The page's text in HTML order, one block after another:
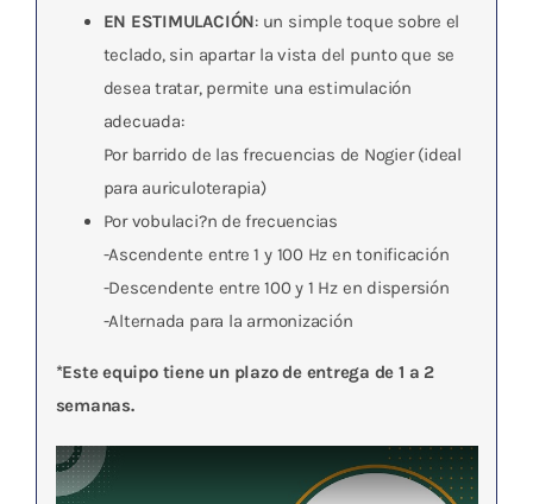
EN ESTIMULACIÓN: un simple toque sobre el
teclado, sin apartar la vista del punto que se
desea tratar, permite una estimulación
adecuada:
Por barrido de las frecuencias de Nogier (ideal
para auriculoterapia)
Por vobulaci?n de frecuencias
-Ascendente entre 1 y 100 Hz en tonificación
-Descendente entre 100 y 1 Hz en dispersión
-Alternada para la armonización
*Este equipo tiene un plazo de entrega de 1 a 2
semanas.